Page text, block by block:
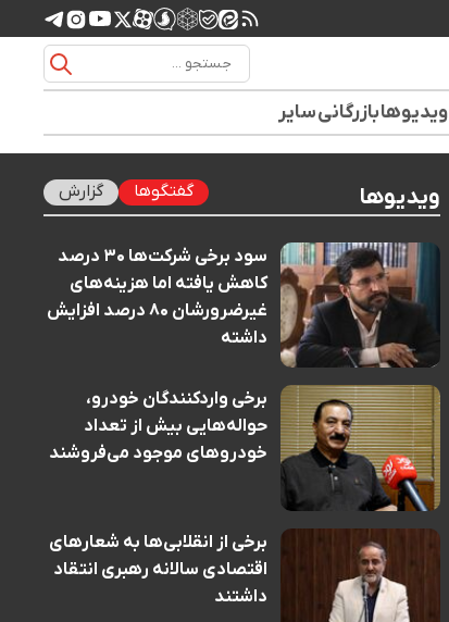
ویدیوهابازرگانیسایر
ویدیوها گفتگوها گزارش
سود برخی شرکت‌ها ۳۰ درصد
کاهش یافته اما هزینه‌های
غیرضرورشان ۸۰ درصد افزایش
داشته
برخی واردکنندگان خودرو،
حواله‌هایی بیش از تعداد
خودروهای موجود می‌فروشند
برخی از انقلابی‌ها به شعارهای
اقتصادی سالانه رهبری انتقاد
داشتند